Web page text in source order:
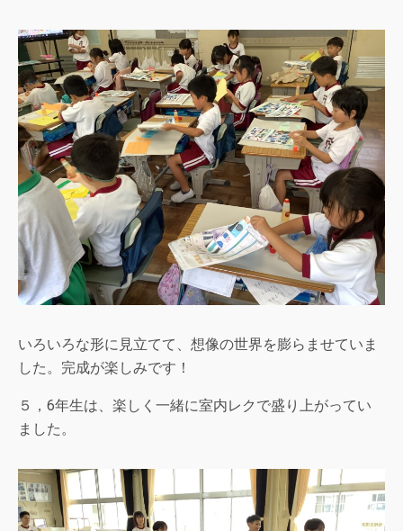
いろいろな形に見立てて、想像の世界を膨らませていま
した。完成が楽しみです！
５，6年生は、楽しく一緒に室内レクで盛り上がってい
ました。